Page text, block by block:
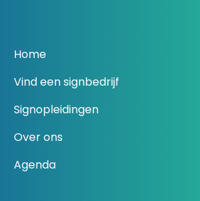
Home
Vind een signbedrijf
Signopleidingen
Over ons
Agenda